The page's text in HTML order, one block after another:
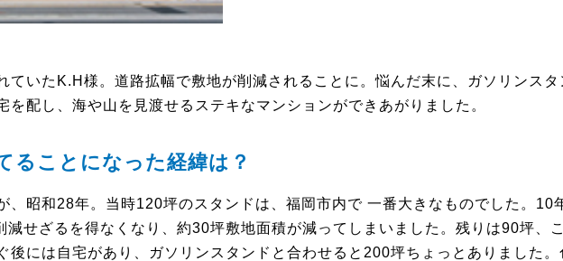
ていたK.H様。道路拡幅で敷地が削減されることに。悩んだ末に、ガソリンスタ
を配し、海や山を見渡せるステキなマンションができあがりました。
ることになった経緯は？
、昭和28年。当時120坪のスタンドは、福岡市内で 一番大きなものでした。10
減せざるを得なくなり、約30坪敷地面積が減ってしまいました。残りは90坪、
後には自宅があり、ガソリンスタンドと合わせると200坪ちょっとありました。